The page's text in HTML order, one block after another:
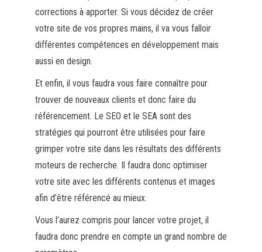
corrections à apporter. Si vous décidez de créer
votre site de vos propres mains, il va vous falloir
différentes compétences en développement mais
aussi en design.
Et enfin, il vous faudra vous faire connaître pour
trouver de nouveaux clients et donc faire du
référencement. Le SEO et le SEA sont des
stratégies qui pourront être utilisées pour faire
grimper votre site dans les résultats des différents
moteurs de recherche. Il faudra donc optimiser
votre site avec les différents contenus et images
afin d’être référencé au mieux.
Vous l’aurez compris pour lancer votre projet, il
faudra donc prendre en compte un grand nombre de